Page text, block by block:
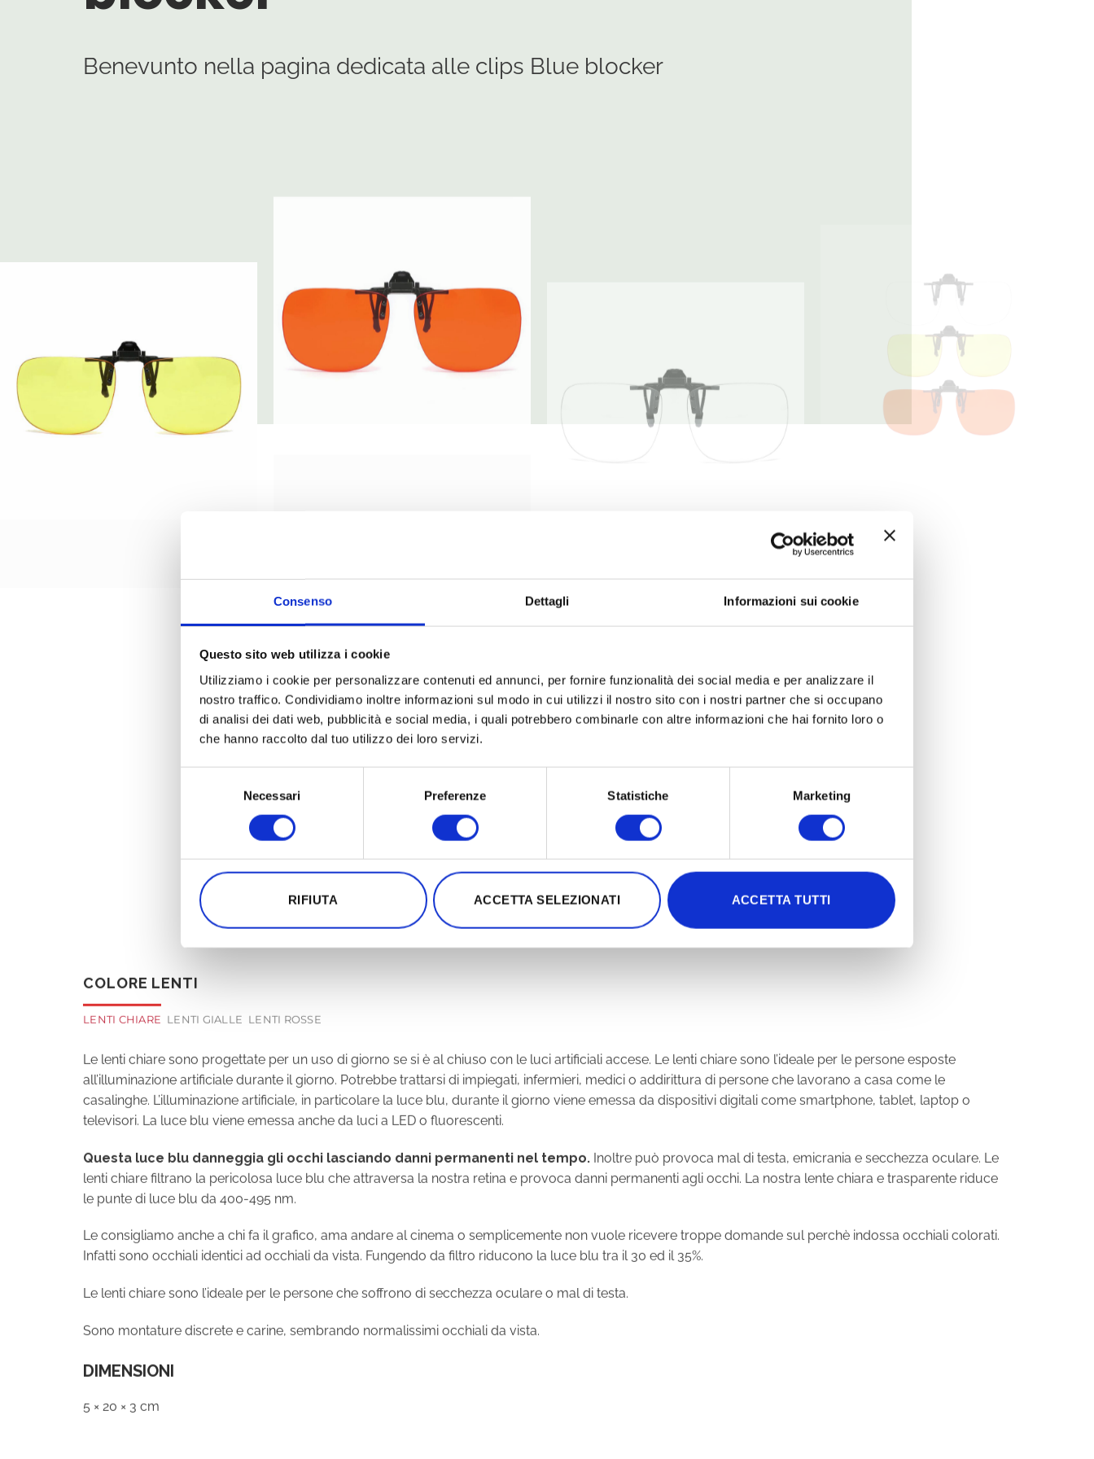
Consenso Dettagli Informazioni sui cookie
Questo sito web utilizza i cookie
Utilizziamo i cookie per personalizzare contenuti ed annunci, per fornire funzionalità dei social media e per analizzare il
nostro traffico. Condividiamo inoltre informazioni sul modo in cui utilizzi il nostro sito con i nostri partner che si occupano
di analisi dei dati web, pubblicità e social media, i quali potrebbero combinarle con altre informazioni che hai fornito loro o
che hanno raccolto dal tuo utilizzo dei loro servizi.
Necessari Preferenze Statistiche Marketing
RIFIUTA ACCETTA SELEZIONATI ACCETTA TUTTI
Benevunto nella pagina dedicata alle clips Blue blocker
La linea di clips
LEGGI QUI SOTTO I DETTAGLI DELLE LENTI BLUE BLOCKER E SU COME TI PROTEGGERANNO
COLORE LENTI
LENTI CHIARE
all’illuminazione artificiale durante il giorno. Potrebbe trattarsi di impiegati, infermieri, medici o addirittura di persone che lavorano a casa come le
casalinghe. L’illuminazione artificiale, in particolare la luce blu, durante il giorno viene emessa da dispositivi digitali come smartphone, tablet, laptop o
televisori. La luce blu viene emessa anche da luci a LED o fluorescenti.
lenti chiare filtrano la pericolosa luce blu che attraversa la nostra retina e provoca danni permanenti agli occhi. La nostra lente chiara e trasparente riduce
le punte di luce blu da 400-495 nm.
Le consigliamo anche a chi fa il grafico, ama andare al cinema o semplicemente non vuole ricevere troppe domande sul perchè indossa occhiali colorati.
Infatti sono occhiali identici ad occhiali da vista. Fungendo da filtro riducono la luce blu tra il 30 ed il 35%.
Le lenti chiare sono l’ideale per le persone che soffrono di secchezza oculare o mal di testa.
Sono montature discrete e carine, sembrando normalissimi occhiali da vista.
DIMENSIONI